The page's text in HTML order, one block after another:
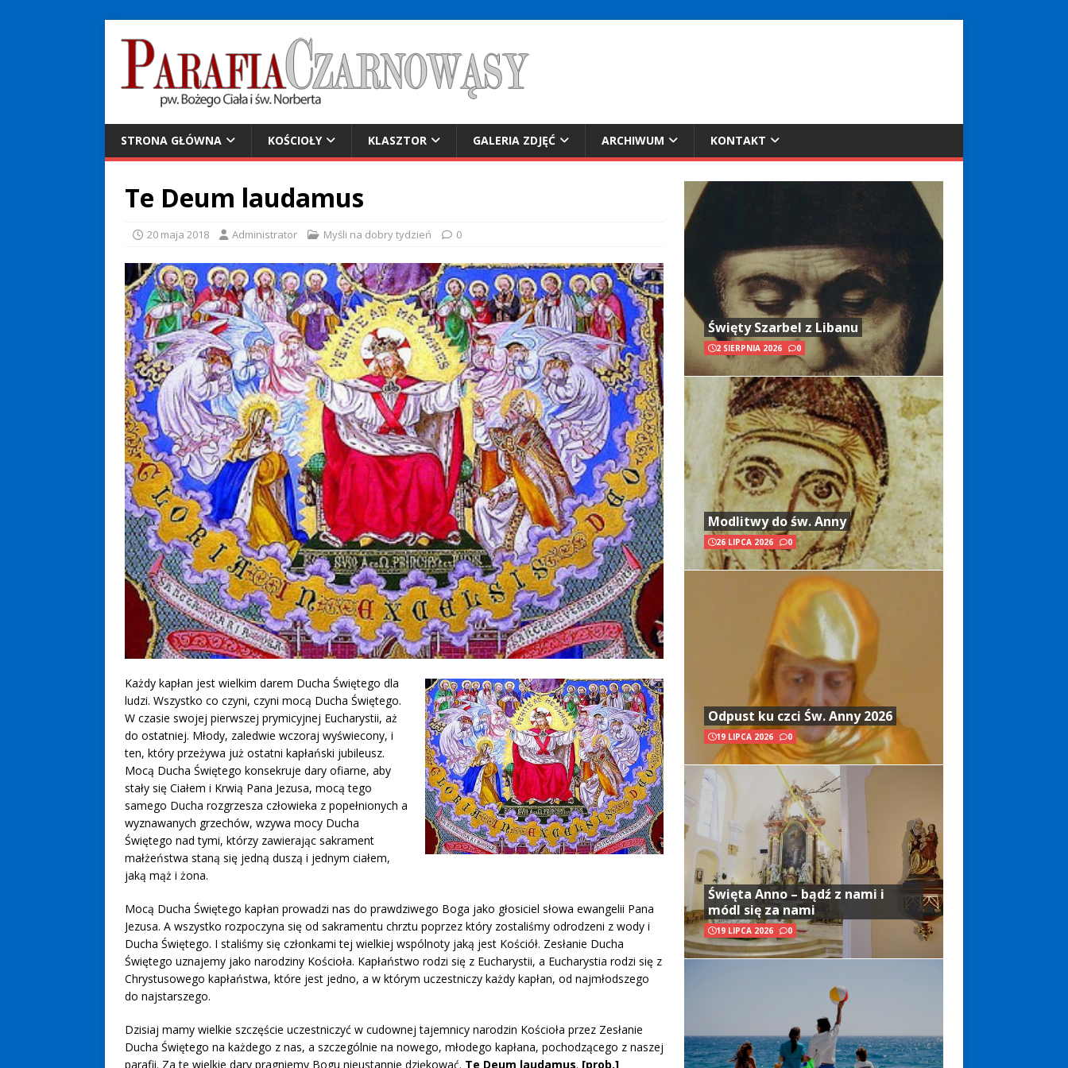
STRONA GŁÓWNA KOŚCIOŁY KLASZTOR GALERIA ZDJĘĆ ARCHIWUM KONTAKT
Te Deum laudamus
20 maja 2018 Administrator Myśli na dobry tydzień 0
Każdy kapłan jest wielkim darem Ducha Świętego dla
ludzi. Wszystko co czyni, czyni mocą Ducha Świętego.
W czasie swojej pierwszej prymicyjnej Eucharystii, aż
do ostatniej. Młody, zaledwie wczoraj wyświecony, i
ten, który przeżywa już ostatni kapłański jubileusz.
Mocą Ducha Świętego konsekruje dary ofiarne, aby
stały się Ciałem i Krwią Pana Jezusa, mocą tego
samego Ducha rozgrzesza człowieka z popełnionych a
wyznawanych grzechów, wzywa mocy Ducha
Świętego nad tymi, którzy zawierając sakrament
małżeństwa staną się jedną duszą i jednym ciałem,
jaką mąż i żona.
Mocą Ducha Świętego kapłan prowadzi nas do prawdziwego Boga jako głosiciel słowa ewangelii Pana
Jezusa. A wszystko rozpoczyna się od sakramentu chrztu poprzez który zostaliśmy odrodzeni z wody i
Ducha Świętego. I staliśmy się członkami tej wielkiej wspólnoty jaką jest Kościół. Zesłanie Ducha
Świętego uznajemy jako narodziny Kościoła. Kapłaństwo rodzi się z Eucharystii, a Eucharystia rodzi się z
Chrystusowego kapłaństwa, które jest jedno, a w którym uczestniczy każdy kapłan, od najmłodszego
do najstarszego.
Dzisiaj mamy wielkie szczęście uczestniczyć w cudownej tajemnicy narodzin Kościoła przez Zesłanie
Ducha Świętego na każdego z nas, a szczególnie na nowego, młodego kapłana, pochodzącego z naszej
parafii. Za te wielkie dary pragniemy Bogu nieustannie dziękować. Te Deum laudamus. [prob.]
Święty Szarbel z Libanu
2 SIERPNIA 2026 0
Modlitwy do św. Anny
26 LIPCA 2026 0
Odpust ku czci Św. Anny 2026
19 LIPCA 2026 0
Święta Anno – bądź z nami i
módl się za nami
19 LIPCA 2026 0